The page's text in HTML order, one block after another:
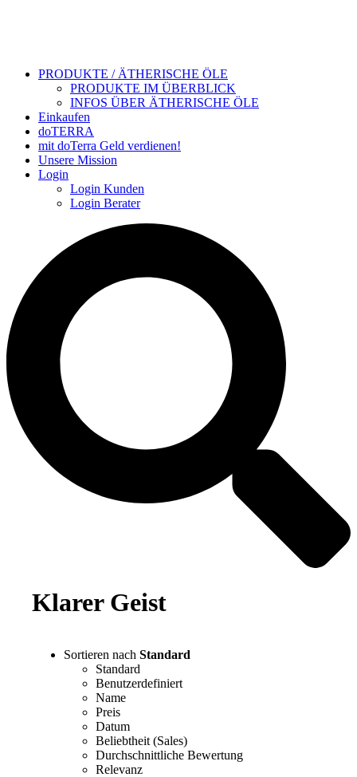
PRODUKTE / ÄTHERISCHE ÖLE
PRODUKTE IM ÜBERBLICK
INFOS ÜBER ÄTHERISCHE ÖLE
Einkaufen
doTERRA
mit doTerra Geld verdienen!
Unsere Mission
Login
Login Kunden
Login Berater
Klarer Geist
Sortieren nachStandard
Standard
Benutzerdefiniert
Name
Preis
Datum
Beliebtheit (Sales)
Durchschnittliche Bewertung
Relevanz